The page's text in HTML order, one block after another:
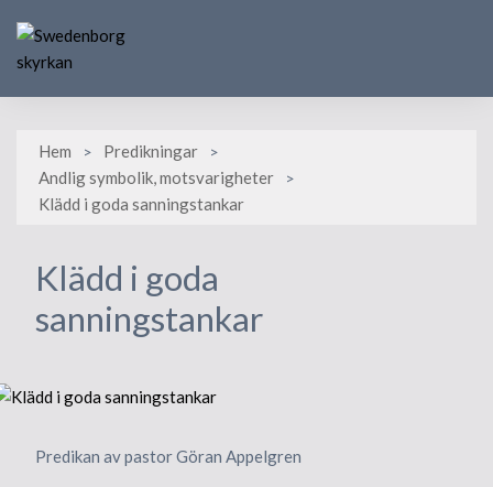
content
Hem
Predikningar
Andlig symbolik, motsvarigheter
Klädd i goda sanningstankar
Klädd i goda
sanningstankar
Predikan av pastor Göran Appelgren